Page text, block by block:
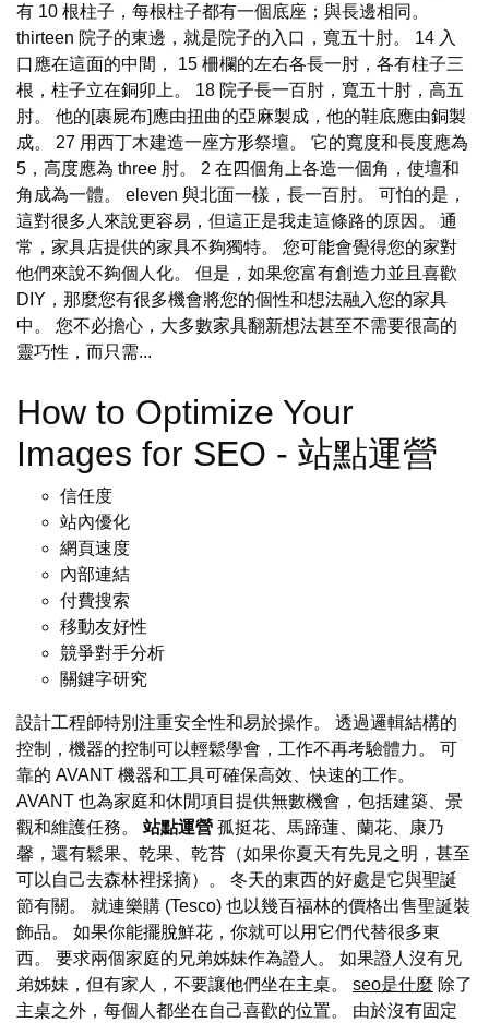
有 10 根柱子，每根柱子都有一個底座；與長邊相同。
thirteen 院子的東邊，就是院子的入口，寬五十肘。 14 入
口應在這面的中間， 15 柵欄的左右各長一肘，各有柱子三
根，柱子立在銅卯上。 18 院子長一百肘，寬五十肘，高五
肘。 他的[裹屍布]應由扭曲的亞麻製成，他的鞋底應由銅製
成。 27 用西丁木建造一座方形祭壇。 它的寬度和長度應為
5，高度應為 three 肘。 2 在四個角上各造一個角，使壇和
角成為一體。 eleven 與北面一樣，長一百肘。 可怕的是，
這對很多人來說更容易，但這正是我走這條路的原因。 通
常，家具店提供的家具不夠獨特。 您可能會覺得您的家對
他們來說不夠個人化。 但是，如果您富有創造力並且喜歡
DIY，那麼您有很多機會將您的個性和想法融入您的家具
中。 您不必擔心，大多數家具翻新想法甚至不需要很高的
靈巧性，而只需...
How to Optimize Your
Images for SEO - 站點運營
信任度
站內優化
網頁速度
內部連結
付費搜索
移動友好性
競爭對手分析
關鍵字研究
設計工程師特別注重安全性和易於操作。 透過邏輯結構的
控制，機器的控制可以輕鬆學會，工作不再考驗體力。 可
靠的 AVANT 機器和工具可確保高效、快速的工作。
AVANT 也為家庭和休閒項目提供無數機會，包括建築、景
觀和維護任務。站點運營 孤挺花、馬蹄蓮、蘭花、康乃
馨，還有鬆果、乾果、乾苔（如果你夏天有先見之明，甚至
可以自己去森林裡採摘）。 冬天的東西的好處是它與聖誕
節有關。 就連樂購 (Tesco) 也以幾百福林的價格出售聖誕裝
飾品。 如果你能擺脫鮮花，你就可以用它們代替很多東
西。 要求兩個家庭的兄弟姊妹作為證人。 如果證人沒有兄
弟姊妹，但有家人，不要讓他們坐在主桌。 seo是什麼 除了
主桌之外，每個人都坐在自己喜歡的位置。 由於沒有固定